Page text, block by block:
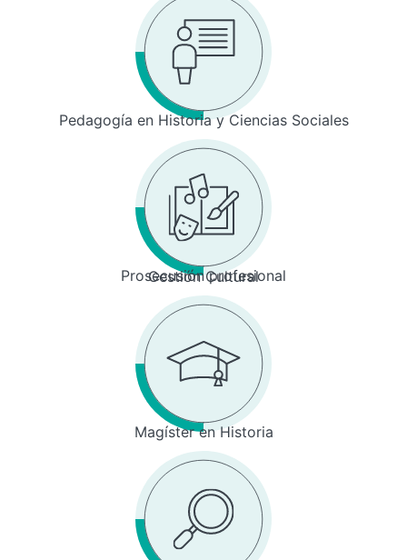
Pedagogía en Historia y Ciencias Sociales
Prosecusión profesional
Gestión Cultural
Magíster en Historia